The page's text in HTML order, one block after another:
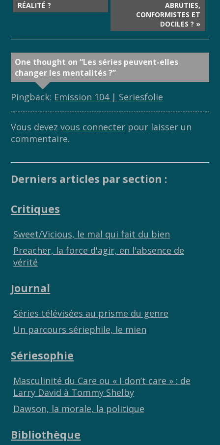
RÉALITÉ ?
ABRUTIES,
CONFORMISTES ET
DOCILES ? »
One thought on “Les séries peuvent-elles
changer les mentalités ?”
Pingback: Emission 104 | Seriesfolie
Vous devezvous connecter pour laisser un
commentaire.
Derniers articles par section :
Critiques
Sweet/Vicious, le mal qui fait du bien
Preacher, la force d'agir, en l'absence de
vérité
Journal
Séries télévisées au prisme du genre
Un parcours sériephile, le mien
Sériesophie
Masculinité du Care ou « I don’t care » : de
Larry David à Tommy Shelby
Dawson, la morale, la politique
Bibliothèque